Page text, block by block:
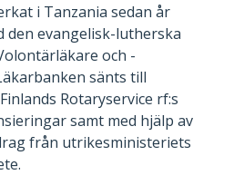
i Tanzania sedan år
den evangelisk-lutherska
och -
sänts till
Rotaryservice rf:s
samt med hjälp av
från utrikesministeriets